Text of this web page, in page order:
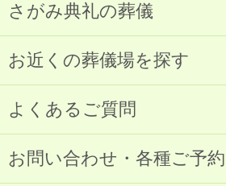
さがみ典礼の葬儀
お近くの葬儀場を探す
よくあるご質問
お問い合わせ・各種ご予約